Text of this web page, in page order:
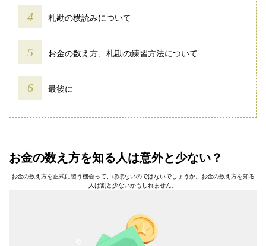
札勘の横読みについて
お金の数え方、札勘の練習方法について
最後に
お金の数え方を知る人は意外と少ない？
お金の数え方を正式に習う機会って、ほぼないのではないでしょうか。お金の数え方を知る
人は割と少ないかもしれません。